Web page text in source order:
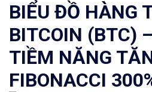
BIỂU ĐỒ HÀNG
BITCOIN (BTC)
TIỀM NĂNG
FIBONACCI